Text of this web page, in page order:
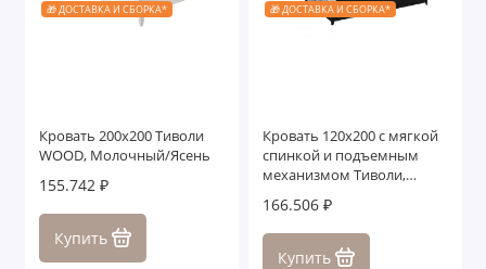
🎁 ДОСТАВКА И СБОРКА*
Кровать 200x200 Тиволи
WOOD, Молочный/Ясень
155.742 ₽
Купить
🎁 ДОСТАВКА И СБОРКА*
Кровать 120x200 с мягкой
спинкой и подъемным
механизмом Тиволи,
166.506 ₽
Купить